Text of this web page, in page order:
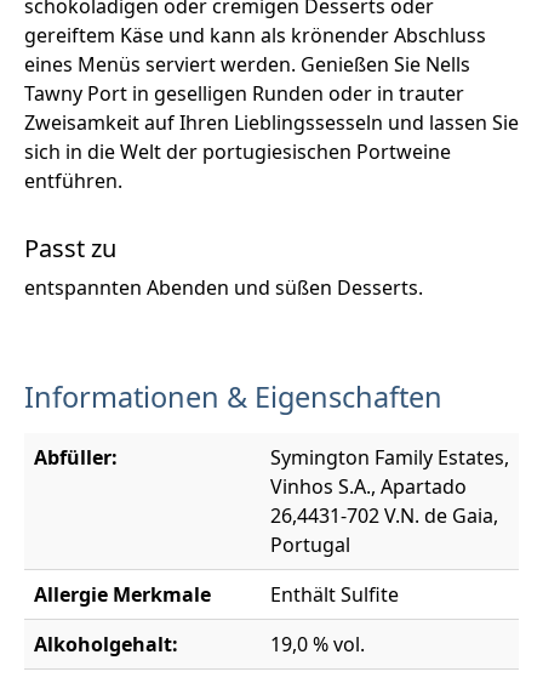
schokoladigen oder cremigen Desserts oder
gereiftem Käse und kann als krönender Abschluss
eines Menüs serviert werden. Genießen Sie Nells
Tawny Port in geselligen Runden oder in trauter
Zweisamkeit auf Ihren Lieblingssesseln und lassen Sie
sich in die Welt der portugiesischen Portweine
entführen.
Passt zu
entspannten Abenden und süßen Desserts.
Informationen & Eigenschaften
Abfüller:
Symington Family Estates,
Vinhos S.A., Apartado
26,4431-702 V.N. de Gaia,
Portugal
Allergie Merkmale
Enthält Sulfite
Alkoholgehalt:
19,0 % vol.